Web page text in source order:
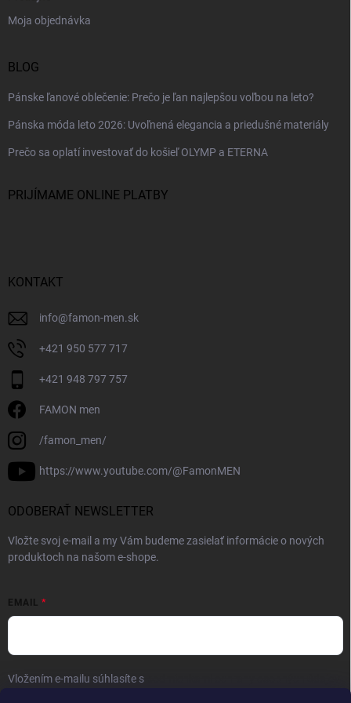
Moja objednávka
BLOG
Pánske ľanové oblečenie: Prečo je ľan najlepšou voľbou na leto?
Pánska móda leto 2026: Uvoľnená elegancia a priedušné materiály
Prečo sa oplatí investovať do košieľ OLYMP a ETERNA
PRIJÍMAME ONLINE PLATBY
KONTAKT
info@famon-men.sk
+421 950 577 717
+421 948 797 757
FAMON men
/famon_men/
https://www.youtube.com/@FamonMEN
ODOBERAŤ NEWSLETTER
Vložte svoj e-mail a my Vám budeme zasielať informácie o nových
produktoch na našom e-shope.
EMAIL
Vložením e-mailu súhlasíte s